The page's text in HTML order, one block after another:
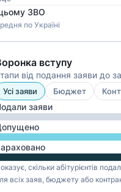
ЗВО
по Україні
вступу
від подання заяви до
Усі заяви Бюджет
заяви
скільки абітурієнтів
всіх заяв, бюджету або